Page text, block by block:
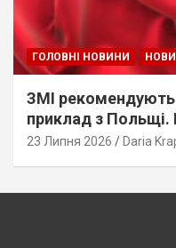
ГОЛОВНІ НОВИНИ
ЗМІ рекомендують
приклад з Польщі.
до українців
23 Липня 2026 Daria